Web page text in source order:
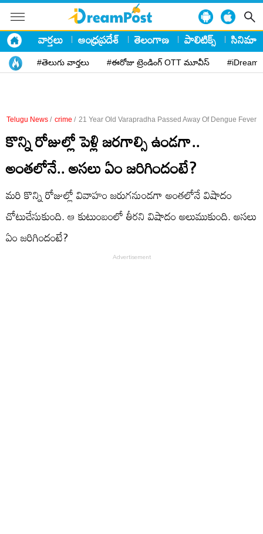
వార్తలు ఆంధ్రప్రదేశ్ తెలంగాణ పాలిటిక్స్ సినిమా
#తెలుగు వార్తలు #ఈరోజు ట్రెండింగ్ OTT మూవీస్
Telugu News / crime / 21 Year Old Varapradha Passed Away Of Dengue Fever
కొన్ని రోజుల్లో పెళ్లి జరగాల్సి ఉండగా..
అంతలోనే.. అసలు ఏం జరిగిందంటే?
మరి కొన్ని రోజుల్లో వివాహం జరుగనుండగా అంతలోనే విషాదం
చోటుచేసుకుంది. ఆ కుటుంబంలో తీరని విషాదం అలుముకుంది. అసలు
ఏం జరిగిందంటే?